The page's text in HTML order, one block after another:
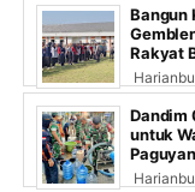
Bangun
Rakyat
Dandim
untuk